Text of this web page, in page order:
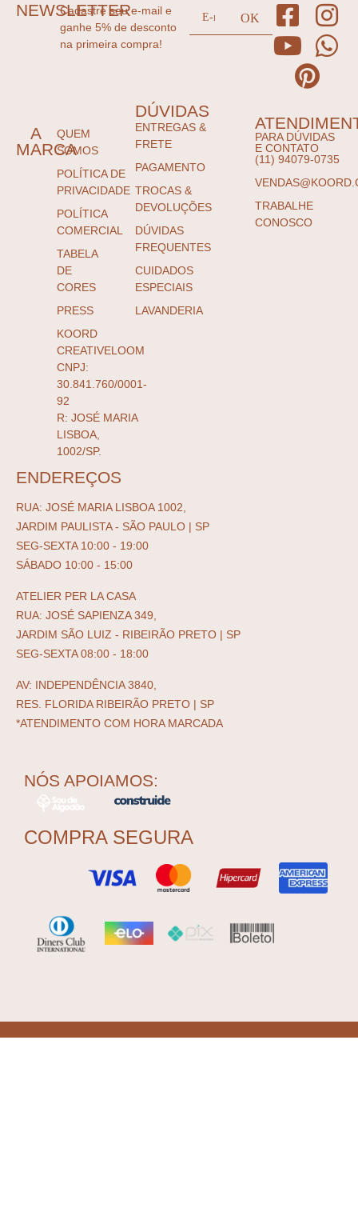
NEWSLETTER
Cadastre seu e-mail e
ganhe 5% de desconto
na primeira compra!
A
MARCA
QUEM
SOMOS
POLÍTICA DE
PRIVACIDADE
POLÍTICA
COMERCIAL
TABELA
DE
CORES
PRESS
KOORD
CREATIVELOOM
CNPJ:
30.841.760/0001-
92
R: JOSÉ MARIA
LISBOA,
1002/SP.
DÚVIDAS
ENTREGAS &
FRETE
PAGAMENTO
TROCAS &
DEVOLUÇÕES
DÚVIDAS
FREQUENTES
CUIDADOS
ESPECIAIS
LAVANDERIA
PARA DÚVIDAS
E CONTATO
(11) 94079-0735
TRABALHE
CONOSCO
ENDEREÇOS
RUA: JOSÉ MARIA LISBOA 1002,
JARDIM PAULISTA - SÃO PAULO | SP
SEG-SEXTA 10:00 - 19:00
SÁBADO 10:00 - 15:00
ATELIER PER LA CASA
RUA: JOSÉ SAPIENZA 349,
JARDIM SÃO LUIZ - RIBEIRÃO PRETO | SP
SEG-SEXTA 08:00 - 18:00
AV: INDEPENDÊNCIA 3840,
RES. FLORIDA RIBEIRÃO PRETO | SP
*ATENDIMENTO COM HORA MARCADA
NÓS APOIAMOS:
COMPRA SEGURA